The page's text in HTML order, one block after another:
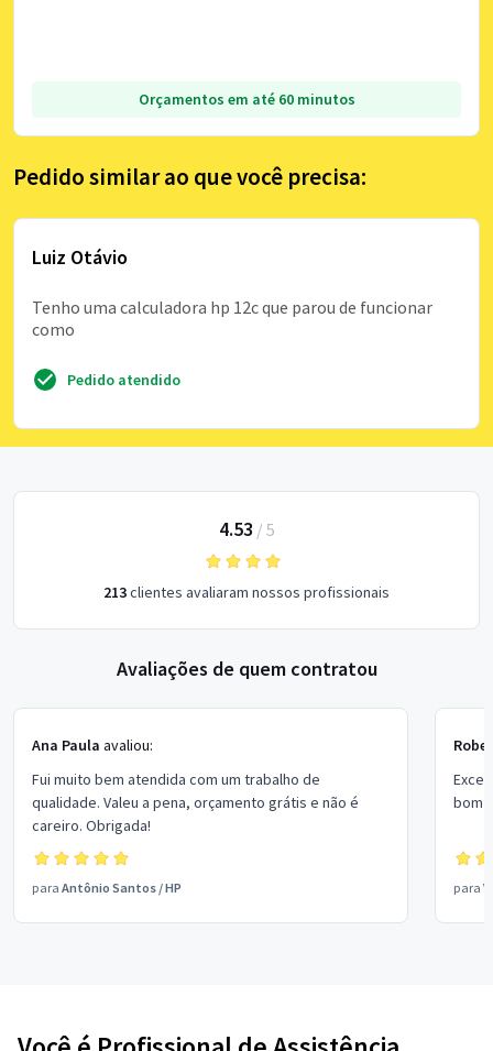
Orçamentos em até 60 minutos
Pedido similar ao que você precisa:
Luiz Otávio
Tenho uma calculadora hp 12c que parou de funcionar
como
Pedido atendido
4.53 / 5
213clientes avaliaram nossos profissionais
Avaliações de quem contratou
Ana Paula avaliou:
Fui muito bem atendida com um trabalho de
qualidade. Valeu a pena, orçamento grátis e não é
careiro. Obrigada!
para Antônio Santos /HP
bom
para